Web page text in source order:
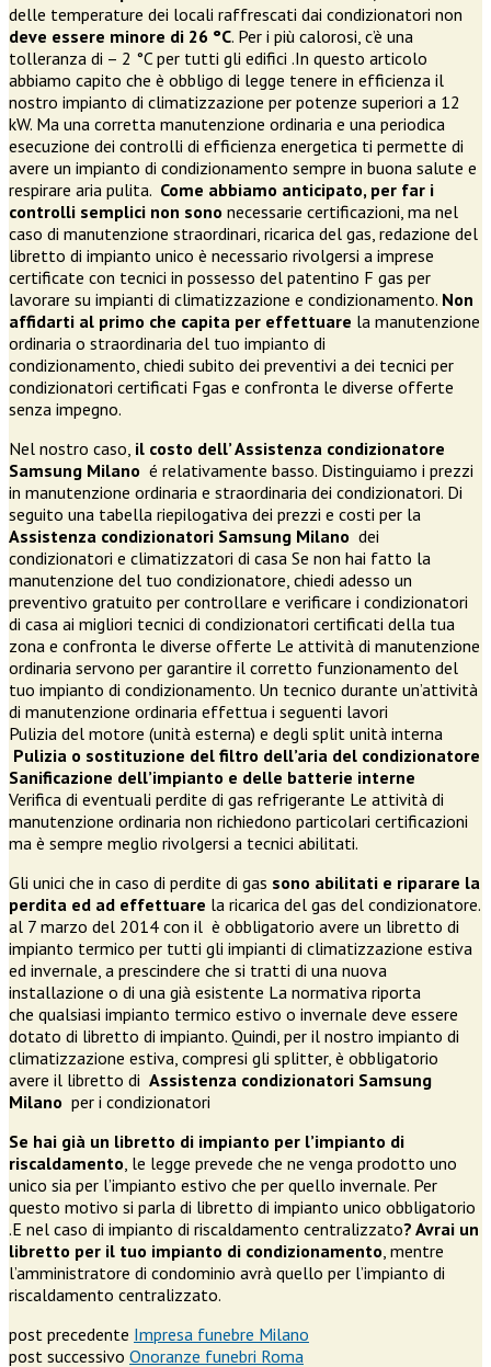
delle temperature dei locali raffrescati dai condizionatori non
deve essere minore di 26 °C. Per i più calorosi, c’è una
tolleranza di – 2 °C per tutti gli edifici .In questo articolo
abbiamo capito che è obbligo di legge tenere in efficienza il
nostro impianto di climatizzazione per potenze superiori a 12
kW. Ma una corretta manutenzione ordinaria e una periodica
esecuzione dei controlli di efficienza energetica ti permette di
avere un impianto di condizionamento sempre in buona salute e
respirare aria pulita. Come abbiamo anticipato, per far i
controlli semplici non sono necessarie certificazioni, ma nel
caso di manutenzione straordinari, ricarica del gas, redazione del
libretto di impianto unico è necessario rivolgersi a imprese
certificate con tecnici in possesso del patentino F gas per
lavorare su impianti di climatizzazione e condizionamento. Non
affidarti al primo che capita per effettuare la manutenzione
ordinaria o straordinaria del tuo impianto di
condizionamento, chiedi subito dei preventivi a dei tecnici per
condizionatori certificati Fgas e confronta le diverse offerte
senza impegno.
Nel nostro caso, il costo dell’ Assistenza condizionatore
Samsung Milano é relativamente basso. Distinguiamo i prezzi
in manutenzione ordinaria e straordinaria dei condizionatori. Di
seguito una tabella riepilogativa dei prezzi e costi per la
Assistenza condizionatori Samsung Milano dei
condizionatori e climatizzatori di casa Se non hai fatto la
manutenzione del tuo condizionatore, chiedi adesso un
preventivo gratuito per controllare e verificare i condizionatori
di casa ai migliori tecnici di condizionatori certificati della tua
zona e confronta le diverse offerte Le attività di manutenzione
ordinaria servono per garantire il corretto funzionamento del
tuo impianto di condizionamento. Un tecnico durante un’attività
di manutenzione ordinaria effettua i seguenti lavori
Pulizia del motore (unità esterna) e degli split unità interna
Pulizia o sostituzione del filtro dell’aria del condizionatore
Sanificazione dell’impianto e delle batterie interne
Verifica di eventuali perdite di gas refrigerante Le attività di
manutenzione ordinaria non richiedono particolari certificazioni
ma è sempre meglio rivolgersi a tecnici abilitati.
Gli unici che in caso di perdite di gas sono abilitati e riparare la
perdita ed ad effettuare la ricarica del gas del condizionatore.
al 7 marzo del 2014 con il è obbligatorio avere un libretto di
impianto termico per tutti gli impianti di climatizzazione estiva
ed invernale, a prescindere che si tratti di una nuova
installazione o di una già esistente La normativa riporta
che qualsiasi impianto termico estivo o invernale deve essere
dotato di libretto di impianto. Quindi, per il nostro impianto di
climatizzazione estiva, compresi gli splitter, è obbligatorio
avere il libretto di Assistenza condizionatori Samsung
Milano per i condizionatori
Se hai già un libretto di impianto per l’impianto di
riscaldamento , le legge prevede che ne venga prodotto uno
unico sia per l’impianto estivo che per quello invernale. Per
questo motivo si parla di libretto di impianto unico obbligatorio
.E nel caso di impianto di riscaldamento centralizzato? Avrai un
libretto per il tuo impianto di condizionamento , mentre
l’amministratore di condominio avrà quello per l’impianto di
riscaldamento centralizzato.
post precedente Impresa funebre Milano
post successivo Onoranze funebri Roma